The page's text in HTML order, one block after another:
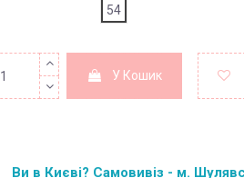
54
У Кошик
Ви в Києві? Самовивіз - м.